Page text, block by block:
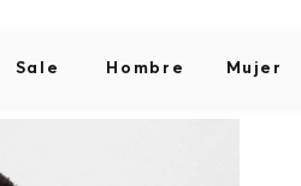
Sale Hombre Mujer